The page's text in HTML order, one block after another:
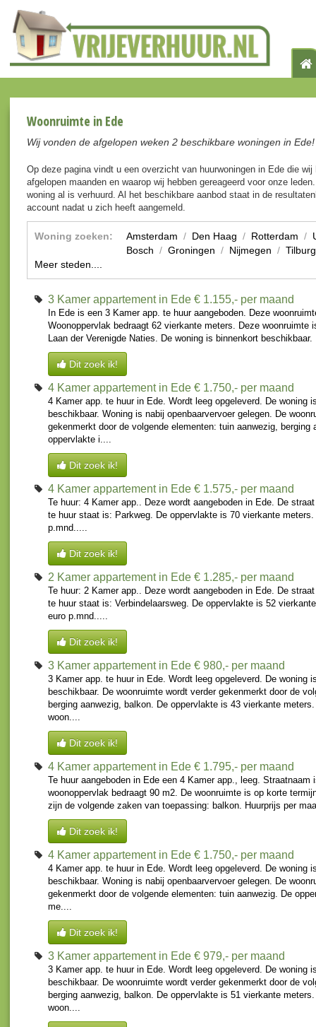
Woonruimte in Ede
Wij vonden de afgelopen weken 2 beschikbare woningen in Ede!
Op deze pagina vindt u een overzicht van huurwoningen in Ede die wij
afgelopen maanden en waarop wij hebben gereageerd voor onze
woning al is verhuurd. Al het beschikbare aanbod staat in de
account nadat u zich heeft aangemeld.
Woning zoeken: Amsterdam / Den Haag / Rotterdam /
Bosch / Groningen / Nijmegen / Tilburg
Meer steden....
3 Kamer appartement in Ede € 1.155,- per maand
In Ede is een 3 Kamer app. te huur aangeboden. Deze
Woonoppervlak bedraagt 62 vierkante meters. Deze woonruimte
Laan der Verenigde Naties. De woning is binnenkort
Dit zoek ik!
4 Kamer appartement in Ede € 1.750,- per maand
4 Kamer app. te huur in Ede. Wordt leeg opgeleverd. De woning
beschikbaar. Woning is nabij openbaarvervoer gelegen. De
gekenmerkt door de volgende elementen: tuin aanwezig, berging
oppervlakte i....
Dit zoek ik!
4 Kamer appartement in Ede € 1.575,- per maand
Te huur: 4 Kamer app.. Deze wordt aangeboden in Ede. De
te huur staat is: Parkweg. De oppervlakte is 70 vierkante meters.
p.mnd.....
Dit zoek ik!
2 Kamer appartement in Ede € 1.285,- per maand
Te huur: 2 Kamer app.. Deze wordt aangeboden in Ede. De
te huur staat is: Verbindelaarsweg. De oppervlakte is 52
euro p.mnd.....
Dit zoek ik!
3 Kamer appartement in Ede € 980,- per maand
3 Kamer app. te huur in Ede. Wordt leeg opgeleverd. De woning
beschikbaar. De woonruimte wordt verder gekenmerkt door de
berging aanwezig, balkon. De oppervlakte is 43 vierkante
woon....
Dit zoek ik!
4 Kamer appartement in Ede € 1.795,- per maand
Te huur aangeboden in Ede een 4 Kamer app., leeg. Straatnaam
woonoppervlak bedraagt 90 m2. De woonruimte is op korte
zijn de volgende zaken van toepassing: balkon. Huurprijs per
Dit zoek ik!
4 Kamer appartement in Ede € 1.750,- per maand
4 Kamer app. te huur in Ede. Wordt leeg opgeleverd. De woning
beschikbaar. Woning is nabij openbaarvervoer gelegen. De
gekenmerkt door de volgende elementen: tuin aanwezig. De
me....
Dit zoek ik!
3 Kamer appartement in Ede € 979,- per maand
3 Kamer app. te huur in Ede. Wordt leeg opgeleverd. De woning
beschikbaar. De woonruimte wordt verder gekenmerkt door de
berging aanwezig, balkon. De oppervlakte is 51 vierkante
woon....